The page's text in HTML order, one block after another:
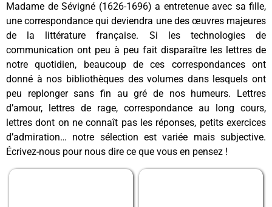
Madame de Sévigné (1626-1696) a entretenue avec sa fille,
une correspondance qui deviendra une des œuvres majeures
de la littérature française. Si les technologies de
communication ont peu à peu fait disparaître les lettres de
notre quotidien, beaucoup de ces correspondances ont
donné à nos bibliothèques des volumes dans lesquels ont
peu replonger sans fin au gré de nos humeurs. Lettres
d’amour, lettres de rage, correspondance au long cours,
lettres dont on ne connaît pas les réponses, petits exercices
d’admiration… notre sélection est variée mais subjective.
Écrivez-nous pour nous dire ce que vous en pensez !